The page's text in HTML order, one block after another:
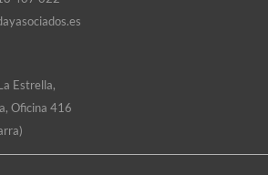
Estrella,
Oficina 416